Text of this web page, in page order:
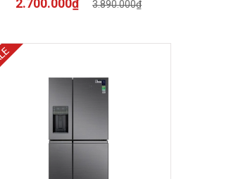
2.700.000₫ 3.890.000₫